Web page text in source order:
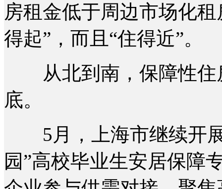
房租金低于周边市场化
得起”，而且“住得近”。
从北到南，保障性住
底。
5月，上海市继续开展
园”高校毕业生安居保障